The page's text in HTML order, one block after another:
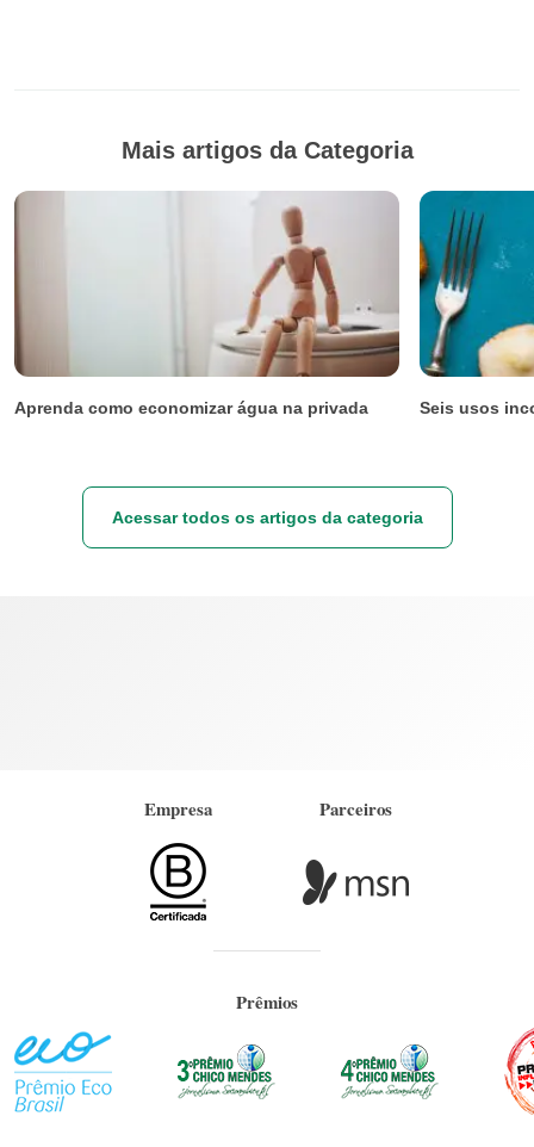
Mais artigos da Categoria
Aprenda como economizar água na privada Seis usos
Acessar todos os artigos da categoria
Empresa Parceiros
Prêmios